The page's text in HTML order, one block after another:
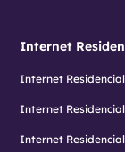
Internet
Internet
Internet
Internet